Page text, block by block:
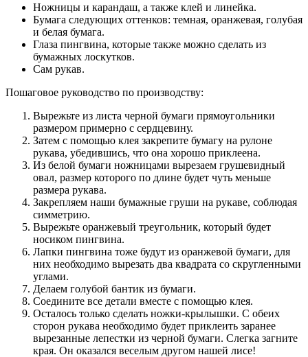
Ножницы и карандаш, а также клей и линейка.
Бумага следующих оттенков: темная, оранжевая, голубая
и белая бумага.
Глаза пингвина, которые также можно сделать из
бумажных лоскутков.
Сам рукав.
Пошаговое руководство по производству:
Вырежьте из листа черной бумаги прямоугольники
размером примерно с сердцевину.
Затем с помощью клея закрепите бумагу на рулоне
рукава, убедившись, что она хорошо приклеена.
Из белой бумаги ножницами вырезаем грушевидный
овал, размер которого по длине будет чуть меньше
размера рукава.
Закрепляем наши бумажные груши на рукаве, соблюдая
симметрию.
Вырежьте оранжевый треугольник, который будет
носиком пингвина.
Лапки пингвина тоже будут из оранжевой бумаги, для
них необходимо вырезать два квадрата со скругленными
углами.
Делаем голубой бантик из бумаги.
Соедините все детали вместе с помощью клея.
Осталось только сделать ножки-крылышки. С обеих
сторон рукава необходимо будет приклеить заранее
вырезанные лепестки из черной бумаги. Слегка загните
края. Он оказался веселым другом нашей лисе!